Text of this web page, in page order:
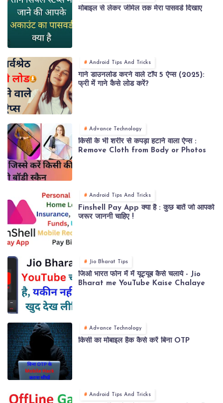
मोबाइल से लेकर जीमेल तक मेरा पासवर्ड दिखाए
Android Tips And Tricks
गाने डाउनलोड करने वाले टॉप 5 ऐप्स (2025):
फ्री में गाने कैसे लोड करें?
Advance Technology
किसी के भी शरीर से कपड़ा हटाने वाला ऐप्स :
Remove Cloth from Body or Photos
Android Tips And Tricks
Finshell Pay App क्या है : कुछ बातें जो आपको
जरूर जाननी चाहिए !
Jio Bharat Tips
जिओ भारत फोन में में यूट्यूब कैसे चलाये - Jio
Bharat me YouTube Kaise Chalaye
Advance Technology
किसी का मोबाइल हैक कैसे करें बिना OTP
Android Tips And Tricks